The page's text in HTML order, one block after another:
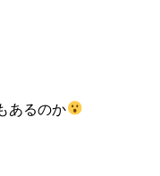
あるのか